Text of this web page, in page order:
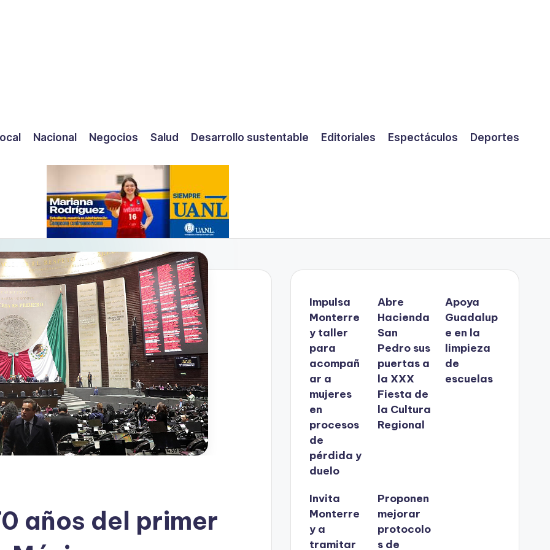
Nacional Negocios Salud Desarrollo sustentable Editoriales Espectáculos Deportes
años del primer
Impulsa
Monterre
y taller
para
acompañ
ar a
mujeres
en
procesos
de
pérdida y
duelo
Abre
Hacienda
San
Pedro sus
puertas a
la XXX
Fiesta de
la Cultura
Regional
Apoya
Guadalup
e en la
limpieza
de
escuelas
Invita
Monterre
y a
tramitar
Proponen
mejorar
protocolo
s de